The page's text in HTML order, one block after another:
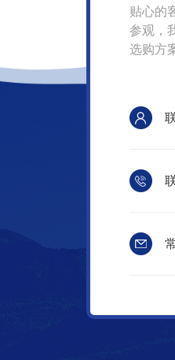
贴心的
参观，
选购方